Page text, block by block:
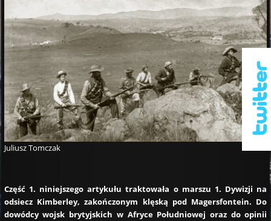
Juliusz Tomczak
Część 1. niniejszego artykułu traktowała o marszu 1. Dywizji na
odsiecz Kimberley, zakończonym klęską pod Magersfontein. Do
dowódcy wojsk brytyjskich w Afryce Południowej oraz do opinii